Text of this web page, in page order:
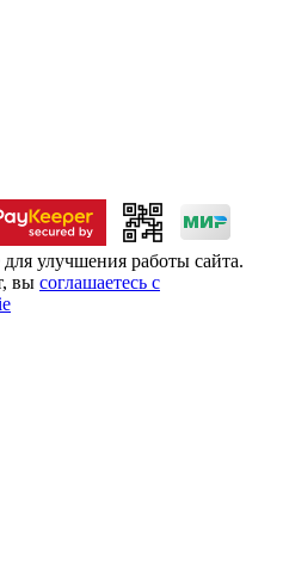
улучшения работы сайта.
вы соглашаетесь с